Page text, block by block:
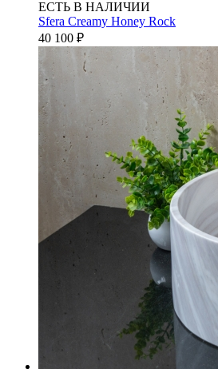
ЕСТЬ В НАЛИЧИИ
Sfera Creamy Honey Rock
40 100 ₽